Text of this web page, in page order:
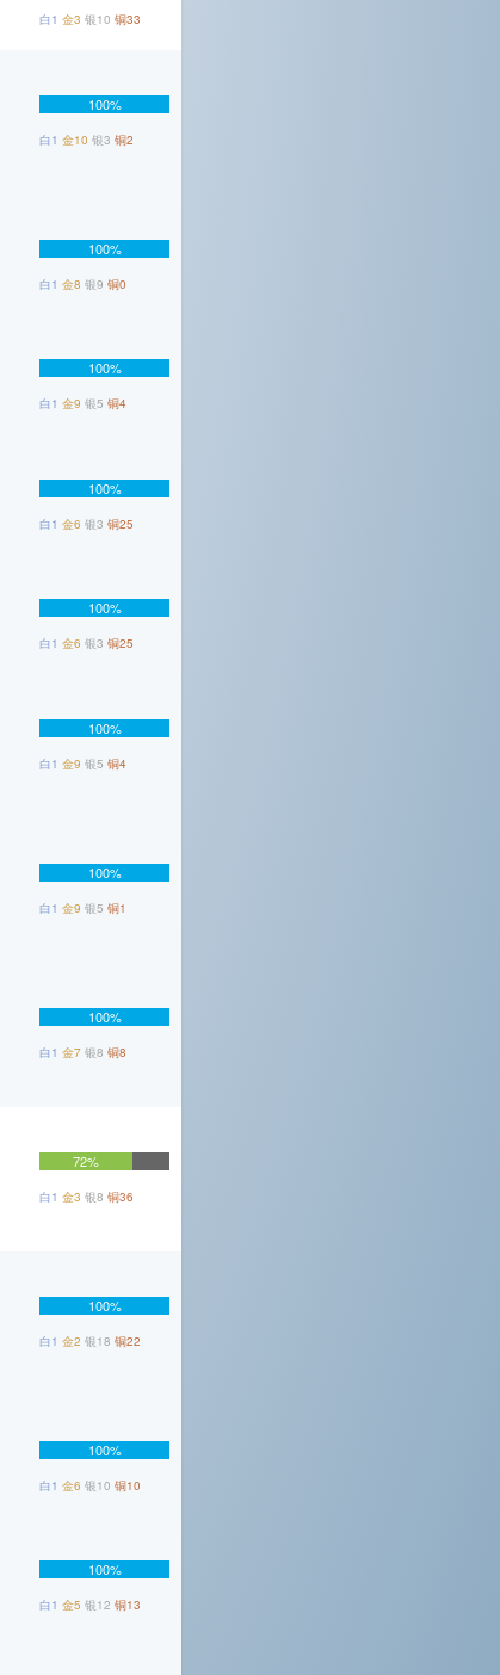
白1 金3 银10 铜33
100%
白1 金10 银3 铜2
100%
白1 金8 银9 铜0
100%
白1 金9 银5 铜4
100%
白1 金6 银3 铜25
100%
白1 金6 银3 铜25
100%
白1 金9 银5 铜4
100%
白1 金9 银5 铜1
100%
白1 金7 银8 铜8
72%
白1 金3 银8 铜36
100%
白1 金2 银18 铜22
100%
白1 金6 银10 铜10
100%
白1 金5 银12 铜13